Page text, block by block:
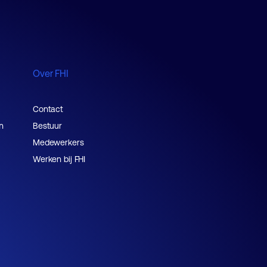
Over FHI
Contact
Bestuur
Medewerkers
Werken bij FHI